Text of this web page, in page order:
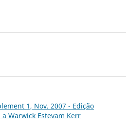
1, Nov. 2007 - Edição
Warwick Estevam Kerr